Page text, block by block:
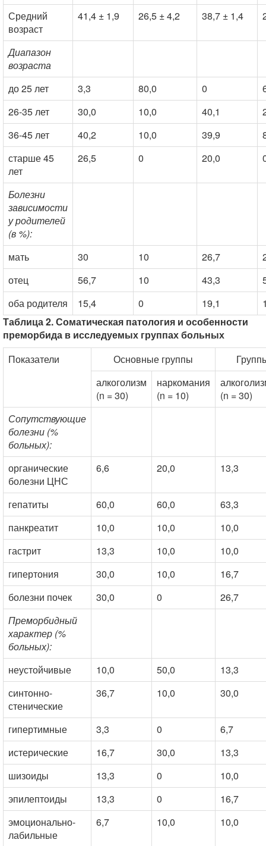
Средний
возраст
41,4 ± 1,9 26,5 ± 4,2 38,7 ± 1,4
Диапазон
возраста
до 25 лет
3,3 80,0 0
26-35 лет
30,0 10,0 40,1
36-45 лет
40,2 10,0 39,9
старше 45
лет
26,5 0 20,0
Болезни
зависимости
у родителей
(в %):
мать
30 10 26,7
отец
56,7 10 43,3
оба родителя
15,4 0 19,1
Таблица 2. Соматическая патология и особенности
преморбида в исследуемых группах больных
Показатели
Основные группы
алкоголизм
(n = 30)
наркомания
(n = 10)
(n = 30)
Сопутствующие
болезни (%
больных):
органические
болезни ЦНС
6,6 20,0 13,3
гепатиты 60,0 60,0
63,3
панкреатит
10,0 10,0
10,0
гастрит
13,3 10,0
10,0
гипертония
30,0 10,0
16,7
болезни почек
30,0 0
26,7
Преморбидный
характер (%
больных):
неустойчивые
10,0 50,0
13,3
синтонно-
стенические
36,7 10,0 30,0
гипертимные 3,3 0
6,7
истерические
16,7 30,0
13,3
шизоиды
13,3 0
10,0
эпилептоиды
13,3 0
16,7
эмоционально-
лабильные
6,7 10,0 10,0